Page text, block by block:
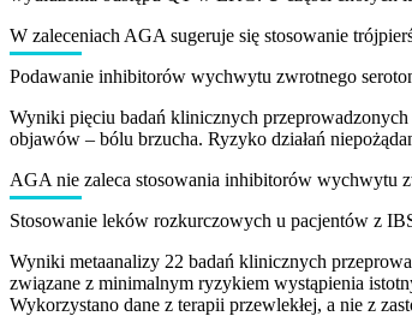
W zaleceniach AGA sugeruje się stosowanie
Podawanie inhibitorów wychwytu zwrotnego
Wyniki pięciu badań klinicznych
objawów – bólu brzucha. Ryzyko działań
AGA nie zaleca stosowania inhibitorów wychwytu
Stosowanie leków rozkurczowych u pacjentów z
Wyniki metaanalizy 22 badań klinicznych
związane z minimalnym ryzykiem wystąpienia
Wykorzystano dane z terapii przewlekłej, a nie z